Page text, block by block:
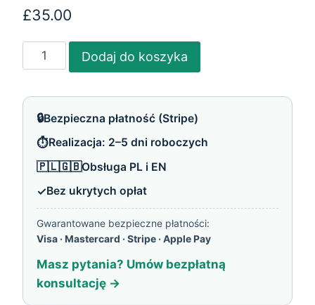
£35.00
ilość
Tłumaczenie
aktu
założycielskiego
spółki
Dodaj do koszyka
🔒Bezpieczna płatność (Stripe)
⏱️Realizacja: 2–5 dni roboczych
🇵🇱🇬🇧Obsługa PL i EN
✓Bez ukrytych opłat
Gwarantowane bezpieczne płatności:
Visa · Mastercard · Stripe · Apple Pay
Masz pytania? Umów bezpłatną
konsultację →